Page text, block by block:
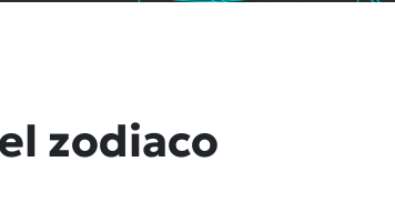
zodiaco